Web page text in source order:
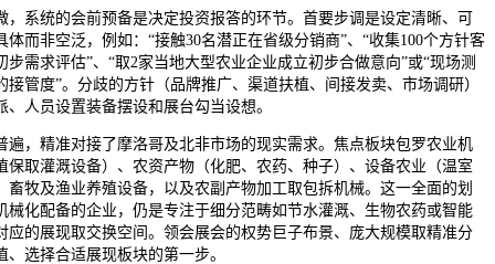
统的会前预备是决定投资报答的环节。首要步调是设定清晰、可
而非空泛，例如：“接触30名潜正在省级分销商”、“收集100个方针客
需求评估”、“取2家当地大型农业企业成立初步合做意向”或“现场测
管度”。分歧的方针（品牌推广、渠道扶植、间接发卖、市场调研）
人员设置装备摆设和展台勾当设想。
精准对接了摩洛哥及北非市场的现实需求。焦点板块包罗农业机
保取灌溉设备）、农资产物（化肥、农药、种子）、设备农业（温室
畜牧及渔业养殖设备，以及农副产物加工取包拆机械。这一全面的划
械化配备的企业，仍是专注于细分范畴如节水灌溉、生物农药或智能
应的展现取交换空间。领会展会的权势巨子布景、庞大规模取精准分
选择合适展现板块的第一步。